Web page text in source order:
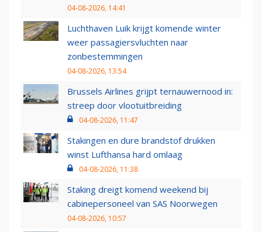
04-08-2026, 14:41
Luchthaven Luik krijgt komende winter
weer passagiersvluchten naar
zonbestemmingen
04-08-2026, 13:54
Brussels Airlines grijpt ternauwernood in:
streep door vlootuitbreiding
04-08-2026, 11:47
Stakingen en dure brandstof drukken
winst Lufthansa hard omlaag
04-08-2026, 11:38
Staking dreigt komend weekend bij
cabinepersoneel van SAS Noorwegen
04-08-2026, 10:57